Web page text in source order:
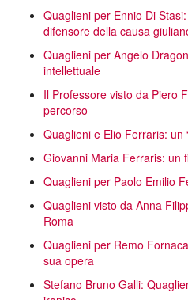
Quaglieni per Ennio Di
difensore della causa
Quaglieni per Angelo
intellettuale
Il Professore visto da Piero
percorso
Quaglieni e Elio Ferraris: un
Giovanni Maria Ferraris: un
Quaglieni per Paolo Emilio
Quaglieni visto da Anna
Roma
Quaglieni per Remo
sua opera
Stefano Bruno Galli: